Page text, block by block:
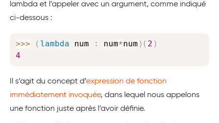
lambda et l’appeler avec un argument, comme indiqué
ci-dessous :
>>> ( lambda num : num*num ) ( 2 )
4
Il s’agit du concept d’expression de fonction
immédiatement invoquée, dans lequel nous appelons
une fonction juste après l’avoir définie.